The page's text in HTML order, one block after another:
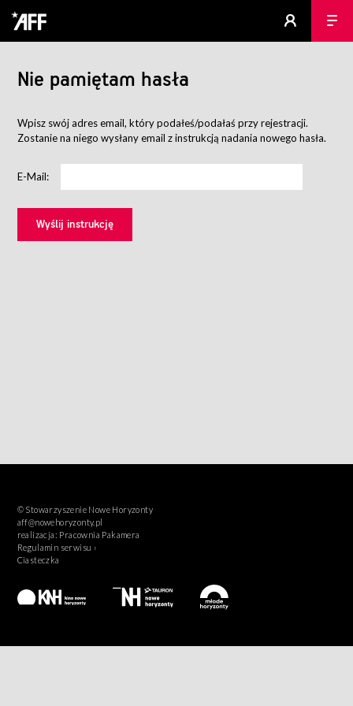
Nie pamiętam hasła
Wpisz swój adres email, który podałeś/podałaś przy rejestracji.
Zostanie na niego wysłany email z instrukcją nadania nowego hasła.
E-Mail:
© Stowarzyszenie Nowe Horyzonty
aff@nowehoryzonty.pl
realizacja: Pracownia Pakamera
Regulamin serwisu ›
Ciasteczka